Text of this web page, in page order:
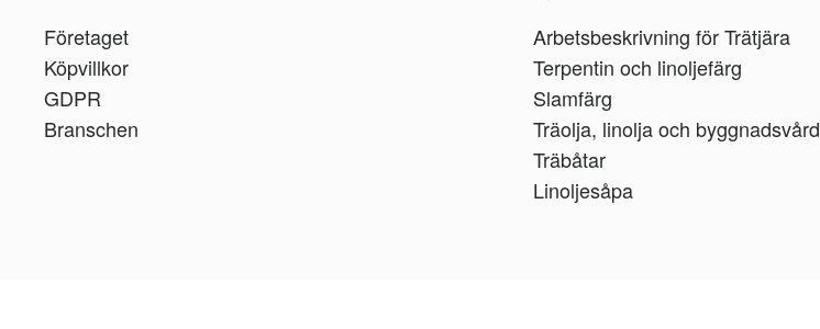
Företaget
Köpvillkor
GDPR
Branschen
Arbetsbeskrivning för Trätjära
Terpentin och linoljefärg
Slamfärg
Träolja, linolja och byggnadsvård
Träbåtar
Linoljesåpa